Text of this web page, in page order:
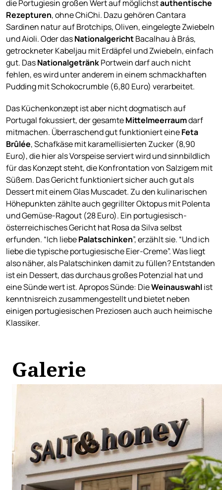
die Portugiesin großen Wert auf möglichstauthentische
Rezepturen, ohne ChiChi. Dazu gehören Cantara
Sardinen natur auf Brotchips, Oliven, eingelegte Zwiebeln
und Aioli. Oder dasNationalgerichtBacalhau à Brás,
getrockneter Kabeljau mit Erdäpfel und Zwiebeln, einfach
gut. DasNationalgetränkPortwein darf auch nicht
fehlen, es wird unter anderem in einem schmackhaften
Pudding mit Schokocrumble (6,80 Euro) verarbeitet.
Das Küchenkonzept ist aber nicht dogmatisch auf
Portugal fokussiert, der gesamteMittelmeerraumdarf
mitmachen. Überraschend gut funktioniert eineFeta
Brûlée, Schafkäse mit karamellisierten Zucker (8,90
Euro), die hier als Vorspeise serviert wird und sinnbildlich
für das Konzept steht, die Konfrontation von Salzigem mit
Süßem. Das Gericht funktioniert sicher auch gut als
Dessert mit einem Glas Muscadet. Zu den kulinarischen
Höhepunkten zählte auch gegrillter Oktopus mit Polenta
und Gemüse-Ragout (28 Euro). Ein portugiesisch-
österreichisches Gericht hat Rosa da Silva selbst
erfunden. “Ich liebePalatschinken”, erzählt sie. “Und ich
liebe die typische portugiesische Eier-Creme”. Was liegt
also näher, als Palatschinken damit zu füllen? Entstanden
ist ein Dessert, das durchaus großes Potenzial hat und
eine Sünde wert ist. Apropos Sünde: DieWeinauswahlist
kenntnisreich zusammengestellt und bietet neben
einigen portugiesischen Preziosen auch auch heimische
Klassiker.
Galerie